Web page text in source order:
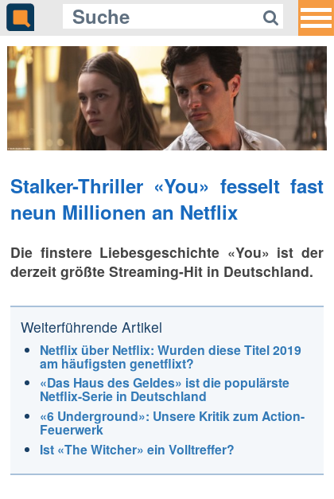
Stalker-Thriller «You» fesselt fast
neun Millionen an Netflix
Die finstere Liebesgeschichte «You» ist der
derzeit größte Streaming-Hit in Deutschland.
Weiterführende Artikel
Netflix über Netflix: Wurden diese Titel 2019
am häufigsten genetflixt?
«Das Haus des Geldes» ist die populärste
Netflix-Serie in Deutschland
«6 Underground»: Unsere Kritik zum Action-
Feuerwerk
Ist «The Witcher» ein Volltreffer?